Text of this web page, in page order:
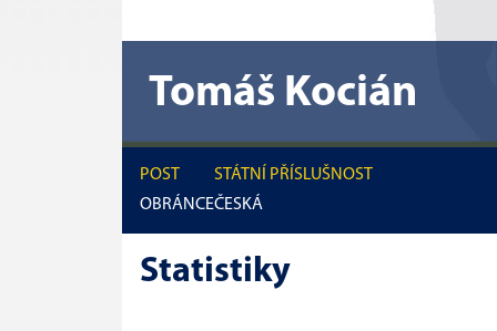
Tomáš Kocián
POST
OBRÁNCE
STÁTNÍ PŘÍSLUŠNOST
ČESKÁ
Statistiky